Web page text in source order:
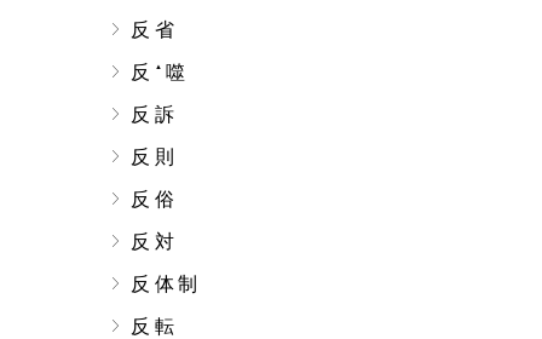
反省
反
▲噬
反訴
反則
反俗
反対
反体制
反転